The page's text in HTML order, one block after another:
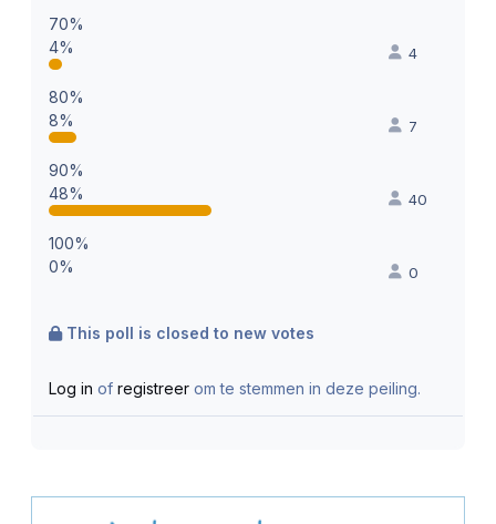
70%
4%
4
80%
8%
7
90%
48%
40
100%
0%
0
This poll is closed to new votes
Log in of registreer om te stemmen in deze peiling.